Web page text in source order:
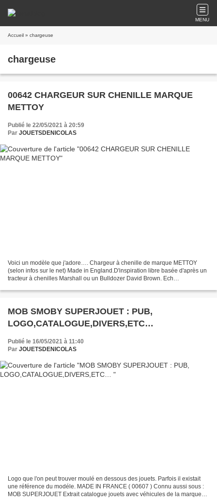
MENU
Accueil » chargeuse
chargeuse
00642 CHARGEUR SUR CHENILLE MARQUE
METTOY
Publié le 22/05/2021 à 20:59
Par JOUETSDENICOLAS
Voici un modèle que j'adore…. Chargeur à chenille de marque METTOY
(selon infos sur le net) Made in England.D'inspiration libre basée d'après un
tracteur à chenilles Marshall ou un Bulldozer David Brown. Ech
MOB SMOBY SUPERJOUET : PUB,
LOGO,CATALOGUE,DIVERS,ETC…
Publié le 16/05/2021 à 11:40
Par JOUETSDENICOLAS
Logo que l'on peut trouver moulé en dessous des jouets. Parfois il existait
une référence du modéle. MADE IN FRANCE ( 00607 ) Connu aussi sous :
MOB SUPERJOUET Extrait catalogue jouets avec véhicules de la marque